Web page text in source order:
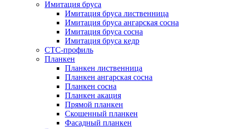
Имитация бруса
Имитация бруса лиственница
Имитация бруса ангарская сосна
Имитация бруса сосна
Имитация бруса кедр
СТС-профиль
Планкен
Планкен лиственница
Планкен ангарская сосна
Планкен сосна
Планкен акация
Прямой планкен
Скошенный планкен
Фасадный планкен